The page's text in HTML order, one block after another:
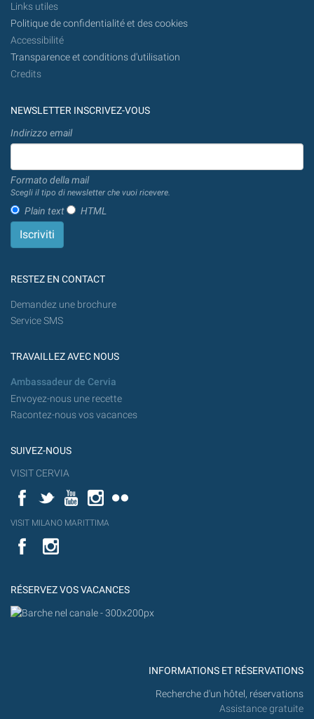
Links utiles
Politique de confidentialité et des cookies
Accessibilité
Transparence et conditions d'utilisation
Credits
NEWSLETTER INSCRIVEZ-VOUS
Indirizzo email
Formato della mail
Scegli il tipo di newsletter che vuoi ricevere.
Plain text HTML
RESTEZ EN CONTACT
Demandez une brochure
Service SMS
TRAVAILLEZ AVEC NOUS
Ambassadeur de Cervia
Envoyez-nous une recette
Racontez-nous vos vacances
SUIVEZ-NOUS
VISIT CERVIA
FacebookTwitterYouTubeInstagram
YouT
VISIT MILANO MARITTIMA
Flick
VISIT
MILANO
YouTube
RÉSERVEZ VOS VACANCES
INFORMATIONS ET RÉSERVATIONS
Recherche d'un hôtel, réservations
Assistance gratuite